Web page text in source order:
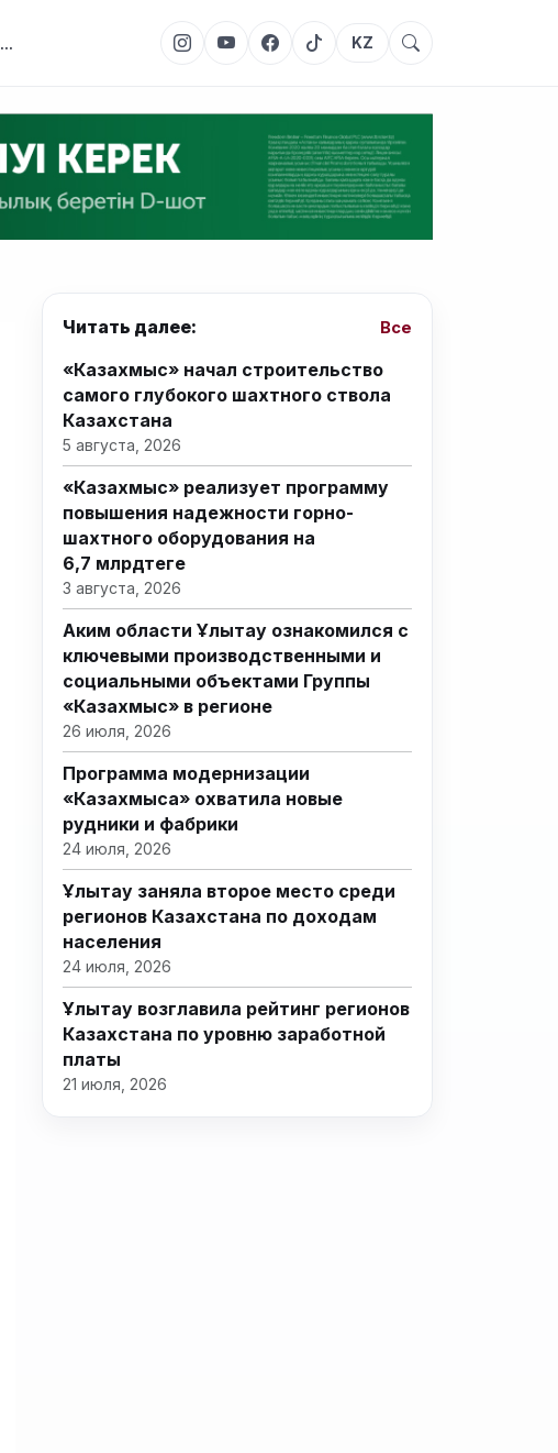
... KZ
Читать далее: Все
«Казахмыс» начал строительство
самого глубокого шахтного ствола
Казахстана
5 августа, 2026
«Казахмыс» реализует программу
повышения надежности горно-
шахтного оборудования на
6,7 млрдтеңге
3 августа, 2026
Аким области Ұлытау ознакомился с
ключевыми производственными и
социальными объектами Группы
«Казахмыс» в регионе
26 июля, 2026
Программа модернизации
«Казахмыса» охватила новые
рудники и фабрики
24 июля, 2026
Ұлытау заняла второе место среди
регионов Казахстана по доходам
населения
24 июля, 2026
Ұлытау возглавила рейтинг регионов
Казахстана по уровню заработной
платы
21 июля, 2026